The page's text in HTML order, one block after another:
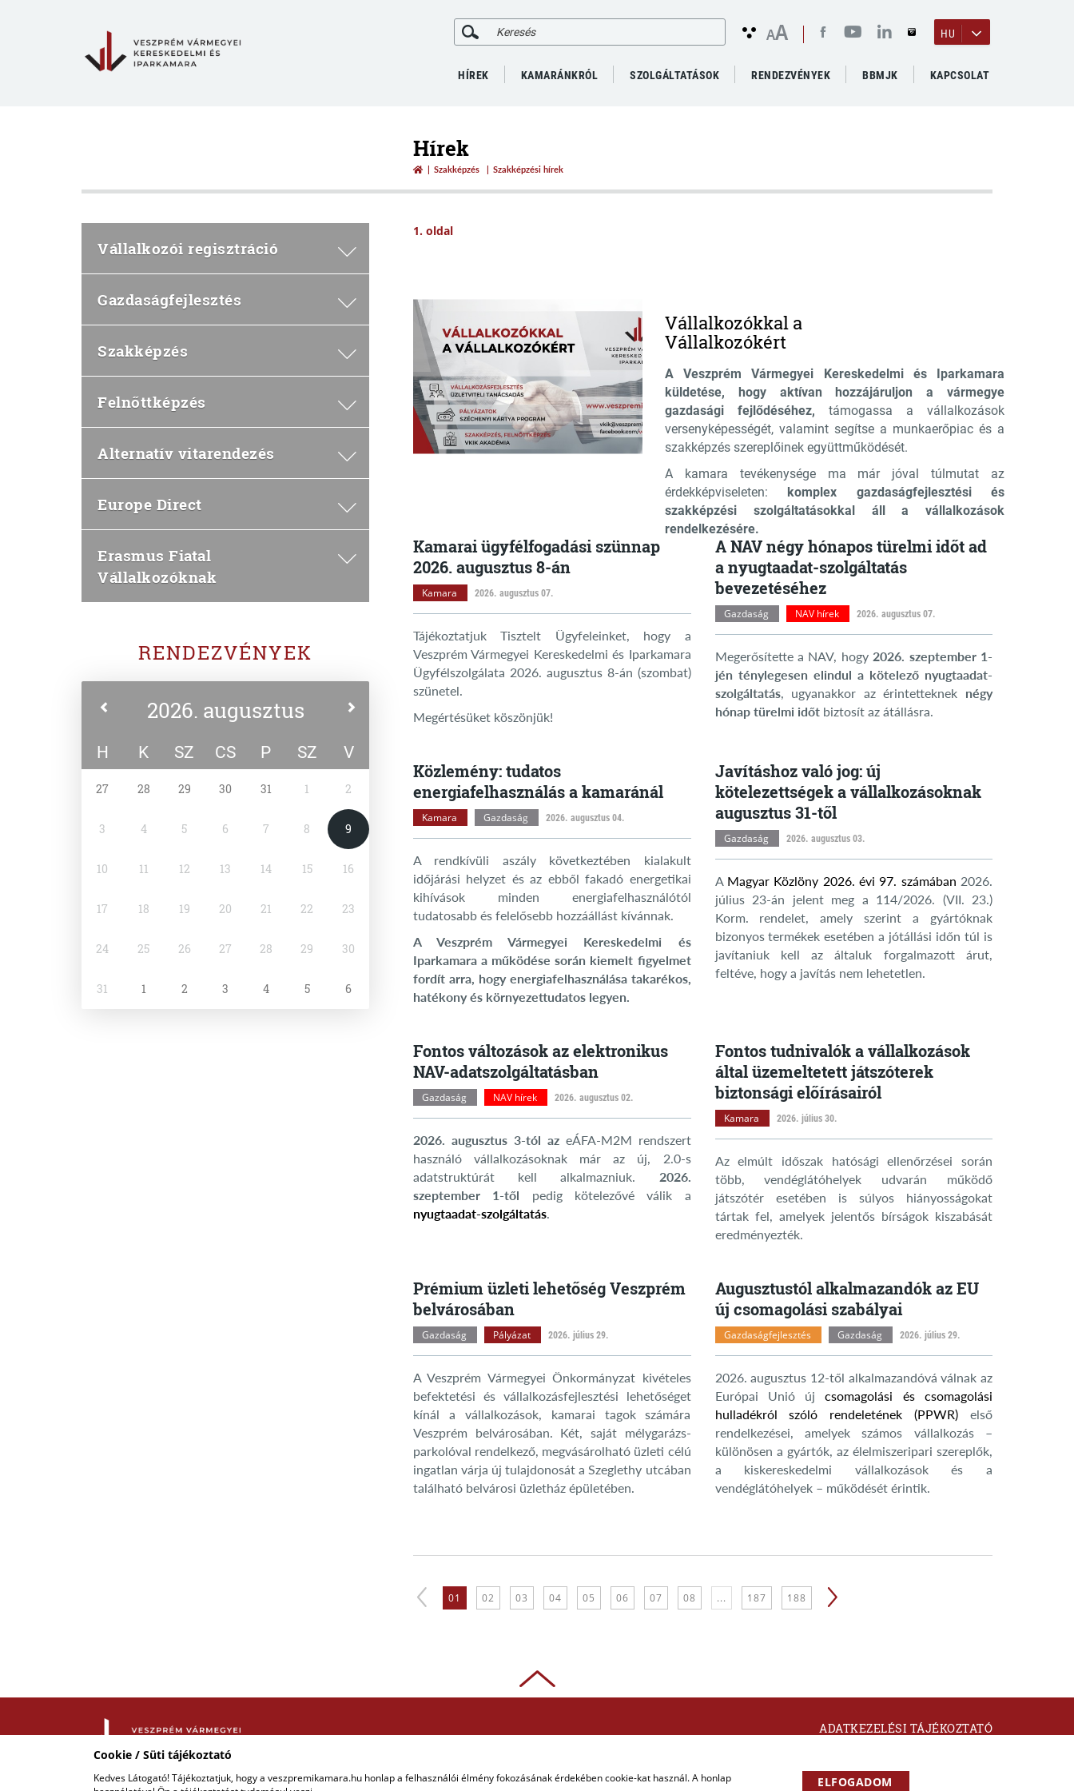
Cookie / Süti tájékoztató
Kedves Látogató! Tájékoztatjuk, hogy a veszpremikamara.hu honlap a felhasználói élmény fokozásának érdekében cookie-kat használ. A honlap
ELFOGADOM
AA HU
HÍREK KAMARÁNKRÓL SZOLGÁLTATÁSOK RENDEZVÉNYEK BBMJK KAPCSOLAT
Hírek
Szakképzés Szakképzési hírek
Vállalkozói regisztráció
Gazdaságfejlesztés
Szakképzés
Felnőttképzés
Alternatív vitarendezés
Europe Direct
Erasmus Fiatal
Vállalkozóknak
RENDEZVÉNYEK
2026. augusztus
H K SZ CS P SZ V
27 28 29 30 31 1 2
3 4 5 6 7 8 9
10 11 12 13 14 15 16
17 18 19 20 21 22 23
24 25 26 27 28 29 30
31 1 2 3 4 5 6
1. oldal
Vállalkozókkal a
Vállalkozókért
A Veszprém Vármegyei Kereskedelmi és Iparkamara
küldetése, hogy aktívan hozzájáruljon a vármegye
gazdasági fejlődéséhez, támogassa a vállalkozások
versenyképességét, valamint segítse a munkaerőpiac és a
szakképzés szereplőinek együttműködését.
A kamara tevékenysége ma már jóval túlmutat az
érdekképviseleten: komplex gazdaságfejlesztési és
szakképzési szolgáltatásokkal áll a vállalkozások
rendelkezésére.
Kamarai ügyfélfogadási szünnap
2026. augusztus 8-án
Kamara 2026. augusztus 07.
Tájékoztatjuk Tisztelt Ügyfeleinket, hogy a
Veszprém Vármegyei Kereskedelmi és Iparkamara
Ügyfélszolgálata 2026. augusztus 8-án (szombat)
szünetel.
Megértésüket köszönjük!
A NAV négy hónapos türelmi időt ad
a nyugtaadat-szolgáltatás
bevezetéséhez
Gazdaság NAV hírek 2026. augusztus 07.
Megerősítette a NAV, hogy 2026. szeptember 1-
jén ténylegesen elindul a kötelező nyugtaadat-
szolgáltatás, ugyanakkor az érintetteknek négy
hónap türelmi időtbiztosít az átállásra.
Közlemény: tudatos
energiafelhasználás a kamaránál
Kamara Gazdaság 2026. augusztus 04.
A rendkívüli aszály következtében kialakult
időjárási helyzet és az ebből fakadó energetikai
kihívások minden energiafelhasználótól
tudatosabb és felelősebb hozzáállást kívánnak.
A Veszprém Vármegyei Kereskedelmi és
Iparkamara a működése során kiemelt figyelmet
fordít arra, hogy energiafelhasználása takarékos,
hatékony és környezettudatos legyen.
Javításhoz való jog: új
kötelezettségek a vállalkozásoknak
augusztus 31-től
Gazdaság 2026. augusztus 03.
A Magyar Közlöny 2026. évi 97. számában 2026.
július 23-án jelent meg a 114/2026. (VII. 23.)
Korm. rendelet, amely szerint a gyártóknak
bizonyos termékek esetében a jótállási időn túl is
javítaniuk kell az általuk forgalmazott árut,
feltéve, hogy a javítás nem lehetetlen.
Fontos változások az elektronikus
NAV-adatszolgáltatásban
Gazdaság NAV hírek 2026. augusztus 02.
2026. augusztus 3-tól az eÁFA-M2M rendszert
használó vállalkozásoknak már az új, 2.0-s
adatstruktúrát kell alkalmazniuk. 2026.
szeptember 1-től pedig kötelezővé válik a
nyugtaadat-szolgáltatás.
Fontos tudnivalók a vállalkozások
által üzemeltetett játszóterek
biztonsági előírásairól
Kamara 2026. július 30.
Az elmúlt időszak hatósági ellenőrzései során
több, vendéglátóhelyek udvarán működő
játszótér esetében is súlyos hiányosságokat
tártak fel, amelyek jelentős bírságok kiszabását
eredményezték.
Prémium üzleti lehetőség Veszprém
belvárosában
Gazdaság Pályázat 2026. július 29.
A Veszprém Vármegyei Önkormányzat kivételes
befektetési és vállalkozásfejlesztési lehetőséget
kínál a vállalkozások, kamarai tagok számára
Veszprém belvárosában. Két, saját mélygarázs-
parkolóval rendelkező, megvásárolható üzleti célú
ingatlan várja új tulajdonosát a Szeglethy utcában
található belvárosi üzletház épületében.
Augusztustól alkalmazandók az EU
új csomagolási szabályai
Gazdaságfejlesztés Gazdaság 2026. július 29.
2026. augusztus 12-től alkalmazandóvá válnak az
Európai Unió újcsomagolási és csomagolási
hulladékról szóló rendeletének (PPWR) első
rendelkezései, amelyek számos vállalkozás –
különösen a gyártók, az élelmiszeripari szereplők,
a kiskereskedelmi vállalkozások és a
vendéglátóhelyek – működését érintik.
01 02 03 04 05 06 07 08 ... 187 188
COPYRIGHT © 2018 - 2026 VKIK. | ALL RIGHTS RESERVED!
ADATKEZELÉSI TÁJÉKOZTATÓ